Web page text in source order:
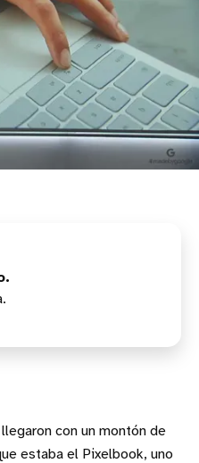
con un montón de
estaba el Pixelbook, uno